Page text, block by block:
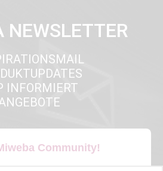
NEWSLETTER
INFORMIERT
Community!